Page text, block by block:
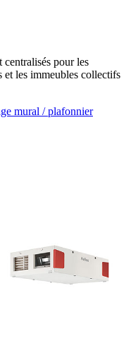
centralisés pour les
et les immeubles collectifs
mural / plafonnier